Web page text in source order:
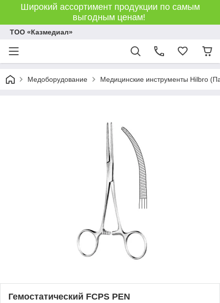
Широкий ассортимент продукции по самым
выгодным ценам!
ТОО «Казмедиал»
Медоборудование Медицинские инструменты Hilbro
Гемостатический FCPS PEN